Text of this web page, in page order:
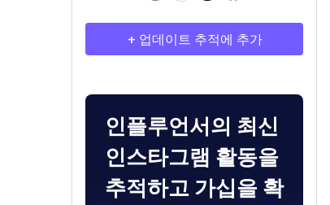
+ 업데이트 추적에 추가
인플루언서의 최신
인스타그램 활동을
추적하고 가십을 확